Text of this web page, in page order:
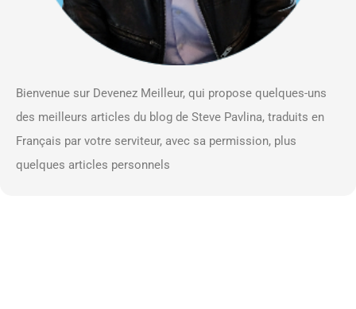
Bienvenue sur Devenez Meilleur, qui propose quelques-uns
des meilleurs articles du blog de Steve Pavlina, traduits en
Français par votre serviteur, avec sa permission, plus
quelques articles personnels